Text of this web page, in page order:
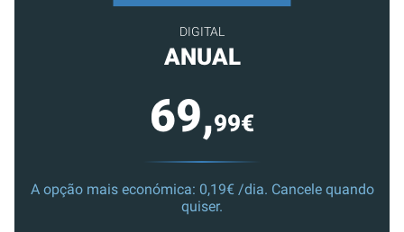
DIGITAL
ANUAL
69,99€
A opção mais económica: 0,19€ /dia. Cancele quando
quiser.